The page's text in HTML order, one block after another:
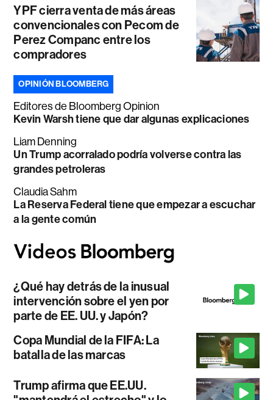
YPF cierra venta de más áreas
convencionales con Pecom de
Perez Companc entre los
compradores
OPINIÓN BLOOMBERG
Editores de Bloomberg Opinion
Kevin Warsh tiene que dar algunas explicaciones
Liam Denning
Un Trump acorralado podría volverse contra las
grandes petroleras
Claudia Sahm
La Reserva Federal tiene que empezar a escuchar
a la gente común
¿Qué hay detrás de la inusual
intervención sobre el yen por
parte de EE. UU. y Japón?
Copa Mundial de la FIFA: La
batalla de las marcas
Trump afirma que EE.UU.